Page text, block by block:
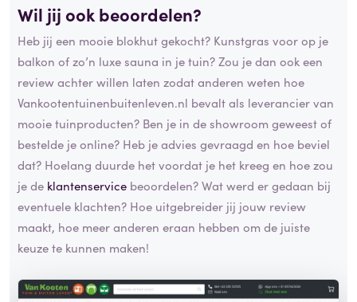
Wil jij ook beoordelen?
Heb jij een mooie blokhut gekocht? Kunstgras voor op je
balkon of zo’n luxe sauna in je tuin? Zou je dan ook een
review achter willen laten zodat anderen weten hoe
Vankootentuinenbuitenleven.nl bevalt als leverancier van
mooie tuinproducten? Ben je in de showroom geweest of
bestelde je online? Heb je advies gevraagd en hoe beviel
dat? Hoelang duurde het voordat je het kreeg en hoe zou
je de klantenservice beoordelen? Wat werd er gedaan bij
eventuele klachten? Hoe uitgebreider jij jouw review
maakt, hoe meer anderen eraan hebben om de juiste
keuze te kunnen maken!